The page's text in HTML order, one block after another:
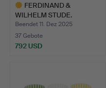
FERDINAND &
WILHELM STUDE.
Sektgläser, 12 …
Beendet 11. Dez 2025
37 Gebote
792 USD